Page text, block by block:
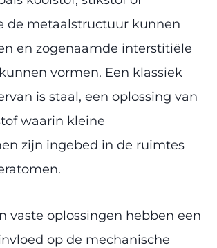
de metaalstructuur kunnen
en zogenaamde interstitiële
vormen. Een klassiek
is staal, een oplossing van
waarin kleine
zijn ingebed in de ruimtes
vaste oplossingen hebben een
op de mechanische